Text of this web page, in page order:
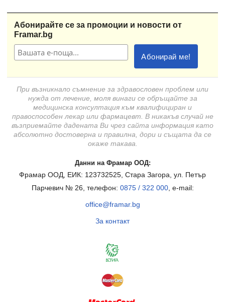
Абонирайте се за промоции и новости от
Framar.bg
При възникнало съмнение за здравословен проблем или
нужда от лечение, моля винаги се обръщайте за
медицинска консултация към квалифициран и
правоспособен лекар или фармацевт. В никакъв случай не
възприемайте дадената Ви чрез сайта информация като
абсолютно достоверна и правилна, дори и същата да се
окаже такава.
Данни на Фрамар ООД:
Фрамар ООД, ЕИК: 123732525, Стара Загора, ул. Петър
Парчевич № 26, телефон: 0875 / 322 000, e-mail:
office@framar.bg
За контакт